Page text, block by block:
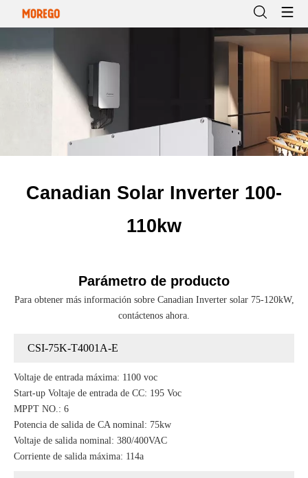
Canadian Solar Inverter 100-
110kw
Parámetro de producto
Para obtener más información sobre Canadian Inverter solar 75-120kW,
contáctenos ahora.
CSI-75K-T4001A-E
Voltaje de entrada máxima: 1100 voc
Start-up Voltaje de entrada de CC: 195 Voc
MPPT NO.: 6
Potencia de salida de CA nominal: 75kw
Voltaje de salida nominal: 380/400VAC
Corriente de salida máxima: 114a